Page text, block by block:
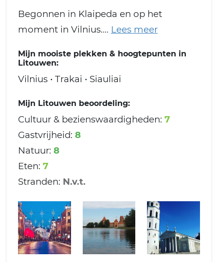
Begonnen in Klaipeda en op het
moment in Vilnius.
Mijn mooiste plekken & hoogtepunten in
Litouwen:
Vilnius • Trakai • Siauliai
Mijn Litouwen beoordeling:
Cultuur & bezienswaardigheden: 7
Gastvrijheid: 8
Natuur: 8
Eten: 7
Stranden: N.v.t.